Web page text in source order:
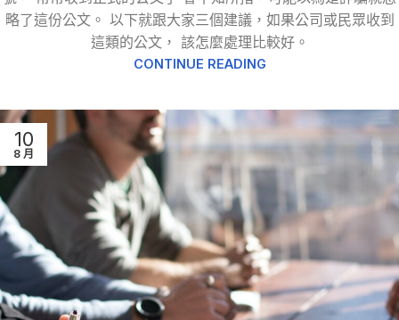
略了這份公文。 以下就跟大家三個建議，如果公司或民眾收到
這類的公文， 該怎麼處理比較好。
CONTINUE READING
10
8 月